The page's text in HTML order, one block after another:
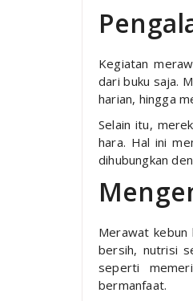
Kegiatan
dari buku saja.
harian, hingga
Selain itu,
hara. Hal ini
dihubungkan
Merawat kebun
bersih, nutrisi
seperti
bermanfaat.